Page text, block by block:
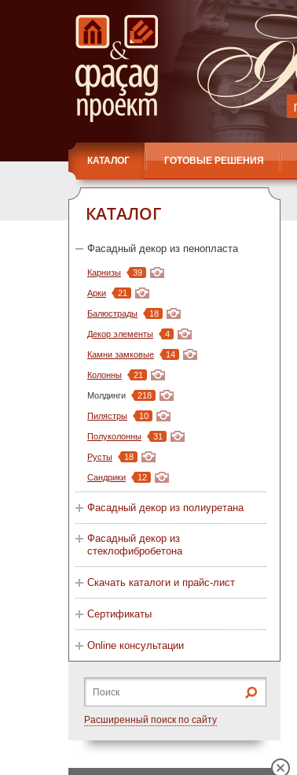
КАТАЛОГ ГОТОВЫЕ РЕШЕНИЯ
КАТАЛОГ
Фасадный декор из пенопласта
Карнизы 39
Арки 21
Балюстрады 18
Декор элементы 4
Камни замковые 14
Колонны 21
Молдинги 218
Пилястры 10
Полуколонны 31
Русты 18
Сандрики 12
Фасадный декор из полиуретана
Фасадный декор из
стеклофибробетона
Скачать каталоги и прайс-лист
Сертификаты
Online консультации
Расширенный поиск по сайту